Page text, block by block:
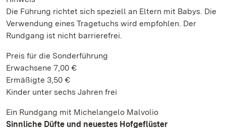
Die Führung richtet sich speziell an Eltern mit Babys. Die
Verwendung eines Tragetuchs wird empfohlen. Der
Rundgang ist nicht barrierefrei.
Preis für die Sonderführung
Erwachsene 7,00 €
Ermäßigte 3,50 €
Kinder unter sechs Jahren frei
Ein Rundgang mit Michelangelo Malvolio
Sinnliche Düfte und neuestes Hofgeflüster